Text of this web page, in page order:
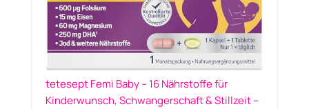
tetesept Femi Baby – 16 Nährstoffe für
Kinderwunsch, Schwangerschaft & Stillzeit –